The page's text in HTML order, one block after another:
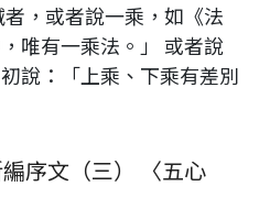
者，或者說一乘，如《法
唯有一乘法。」 或者說
說：「上乘、下乘有差別
序文（三） 〈五心